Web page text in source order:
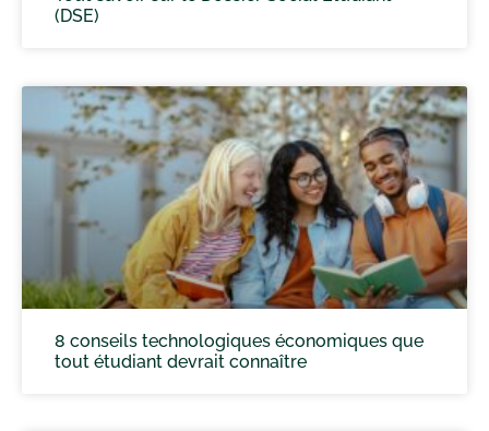
(DSE)
8 conseils technologiques économiques que
tout étudiant devrait connaître